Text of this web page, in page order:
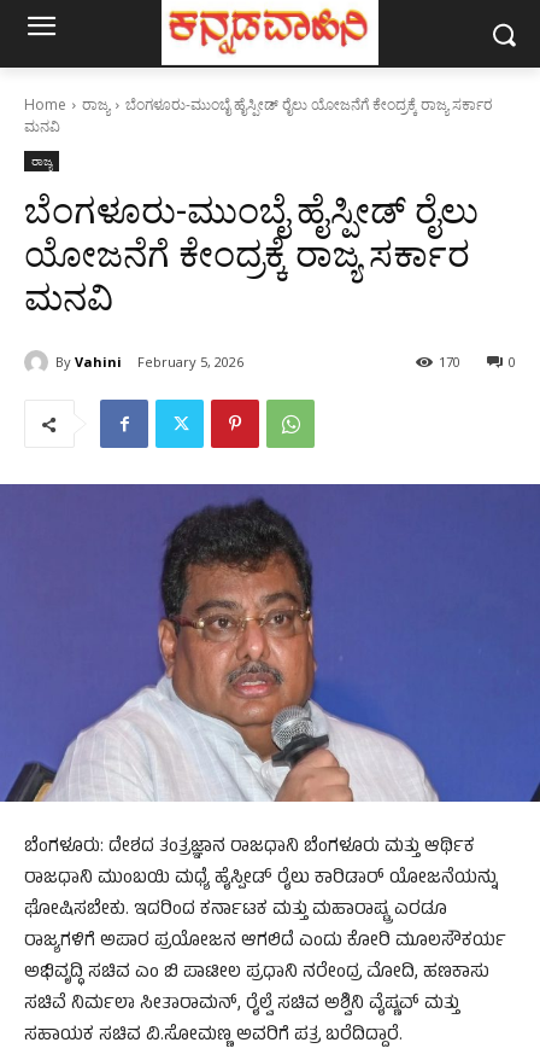
Home ರಾಜ್ಯ
ಬೆಂಗಳೂರು-ಮುಂಬೈ ಹೈಸ್ಪೀಡ್ ರೈಲು ಯೋಜನೆಗೆ ಕೇಂದ್ರಕ್ಕೆ ರಾಜ್ಯ ಸರ್ಕಾರ
ಮನವಿ
ರಾಜ್ಯ
ಬೆಂಗಳೂರು-ಮುಂಬೈ ಹೈಸ್ಪೀಡ್ ರೈಲು
ಯೋಜನೆಗೆ ಕೇಂದ್ರಕ್ಕೆ ರಾಜ್ಯ ಸರ್ಕಾರ
ಮನವಿ
By Vahini February 5, 2026 0
170
ಬೆಂಗಳೂರು: ದೇಶದ ತಂತ್ರಜ್ಞಾನ ರಾಜಧಾನಿ ಬೆಂಗಳೂರು ಮತ್ತು ಆರ್ಥಿಕ
ರಾಜಧಾನಿ‌ ಮುಂಬಯಿ ಮಧ್ಯೆ ಹೈಸ್ಪೀಡ್ ರೈಲು ಕಾರಿಡಾರ್ ಯೋಜನೆಯನ್ನು
ಘೋಷಿಸಬೇಕು. ಇದರಿಂದ ಕರ್ನಾಟಕ ಮತ್ತು ಮಹಾರಾಷ್ಟ್ರ ಎರಡೂ
ರಾಜ್ಯಗಳಿಗೆ ಅಪಾರ ಪ್ರಯೋಜನ ಆಗಲಿದೆ ಎಂದು ಕೋರಿ ಮೂಲಸೌಕರ್ಯ
ಅಭಿವೃದ್ಧಿ ಸಚಿವ ಎಂ ಬಿ ಪಾಟೀಲ ಪ್ರಧಾನಿ ನರೇಂದ್ರ ಮೋದಿ, ಹಣಕಾಸು
ಸಚಿವೆ ನಿರ್ಮಲಾ ಸೀತಾರಾಮನ್, ರೈಲ್ವೆ ಸಚಿವ ಅಶ್ವಿನಿ ವೈಷ್ಣವ್ ಮತ್ತು
ಸಹಾಯಕ ಸಚಿವ ವಿ.ಸೋಮಣ್ಣ ಅವರಿಗೆ ಪತ್ರ ಬರೆದಿದ್ದಾರೆ.